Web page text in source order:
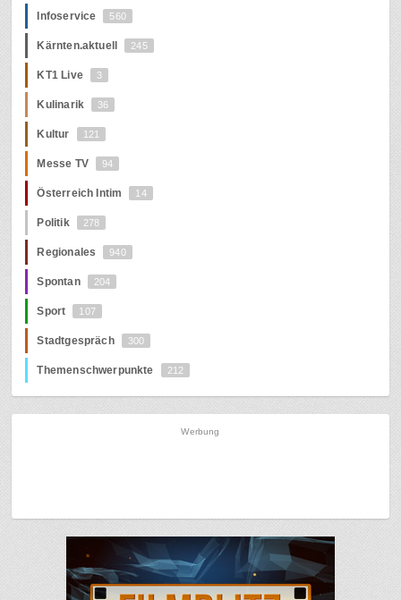
Infoservice 560
Kärnten.aktuell 245
KT1 Live 3
Kulinarik 36
Kultur 121
Messe TV 94
Österreich Intim 14
Politik 278
Regionales 940
Spontan 204
Sport 107
Stadtgespräch 300
Themenschwerpunkte 212
Werbung